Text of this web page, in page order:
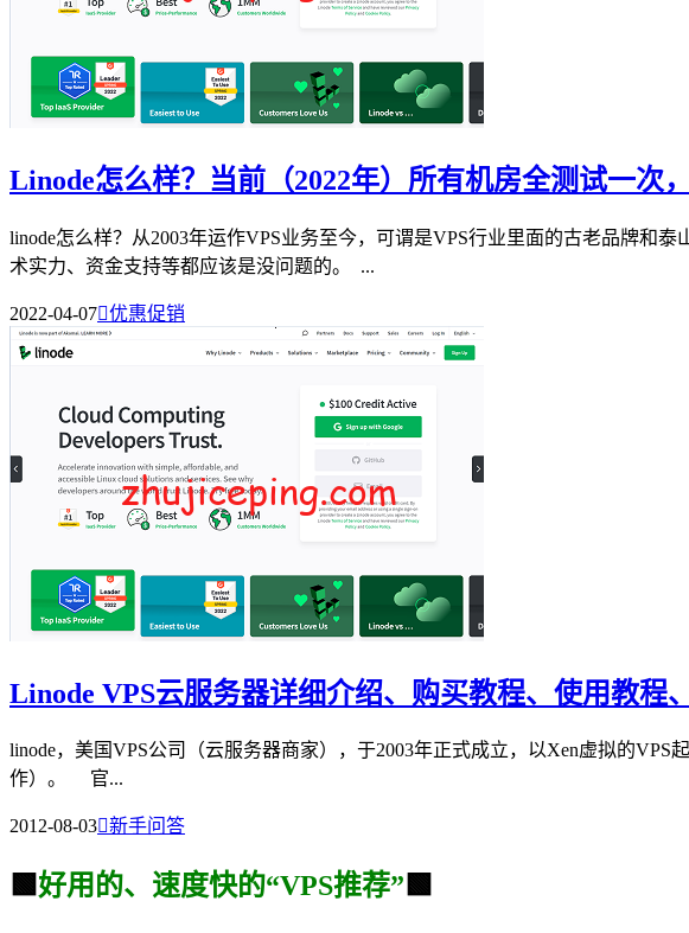
Linode怎么样？当前（2022年）所有机房全测试一次
linode怎么样？从2003年运作VPS业务至今，可谓是VPS行业里面的古老品牌和
术实力、资金支持等都应该是没问题的。 ...
2022-04-07优惠促销
Linode VPS云服务器详细介绍、购买教程、使用教程
linode，美国VPS公司（云服务器商家），于2003年正式成立，以Xen虚拟的
作）。 官...
2012-08-03新手问答
🟩 好用的、速度快的“VPS推荐” 🟩